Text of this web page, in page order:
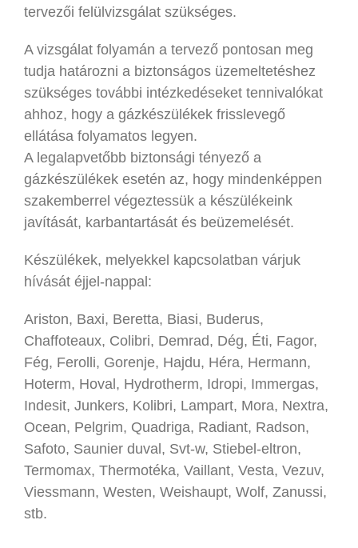
tervezői felülvizsgálat szükséges.
A vizsgálat folyamán a tervező pontosan meg
tudja határozni a biztonságos üzemeltetéshez
szükséges további intézkedéseket tennivalókat
ahhoz, hogy a gázkészülékek frisslevegő
ellátása folyamatos legyen.
A legalapvetőbb biztonsági tényező a
gázkészülékek esetén az, hogy mindenképpen
szakemberrel végeztessük a készülékeink
javítását, karbantartását és beüzemelését.
Készülékek, melyekkel kapcsolatban várjuk
hívását éjjel-nappal:
Ariston, Baxi, Beretta, Biasi, Buderus,
Chaffoteaux, Colibri, Demrad, Dég, Éti, Fagor,
Fég, Ferolli, Gorenje, Hajdu, Héra, Hermann,
Hoterm, Hoval, Hydrotherm, Idropi, Immergas,
Indesit, Junkers, Kolibri, Lampart, Mora, Nextra,
Ocean, Pelgrim, Quadriga, Radiant, Radson,
Safoto, Saunier duval, Svt-w, Stiebel-eltron,
Termomax, Thermotéka, Vaillant, Vesta, Vezuv,
Viessmann, Westen, Weishaupt, Wolf, Zanussi,
stb.